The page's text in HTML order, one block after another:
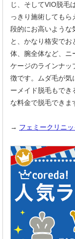
じ、そしてVIO脱毛
っきり施術しても
段的にお高いような
と、かなり格安で
体、腕全体など、ニ
ケージのラインナッ
徴です。ムダ毛が気
ーメイド脱毛もで
な料金で脱毛できま
→ フェミークリニ